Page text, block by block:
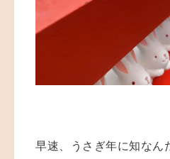
早速、うさぎ年に知なん